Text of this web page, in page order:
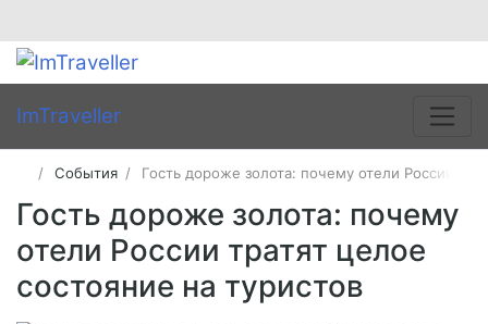
ImTraveller
События Гость дороже золота: почему отели России
Гость дороже золота: почему
отели России тратят целое
состояние на туристов